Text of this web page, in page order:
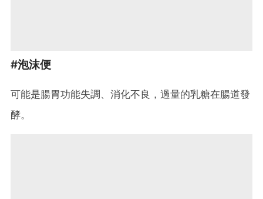
#泡沫便
可能是腸胃功能失調、消化不良，過量的乳糖在腸道發
酵。